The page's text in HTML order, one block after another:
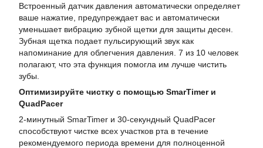
Встроенный датчик давления автоматически определяет
ваше нажатие, предупреждает вас и автоматически
уменьшает вибрацию зубной щетки для защиты десен.
Зубная щетка подает пульсирующий звук как
напоминание для облегчения давления. 7 из 10 человек
полагают, что эта функция помогла им лучше чистить
зубы.
Оптимизируйте чистку с помощью SmarTimer и
QuadPacer
2-минутный SmarTimer и 30-секундный QuadPacer
способствуют чистке всех участков рта в течение
рекомендуемого периода времени для полноценной